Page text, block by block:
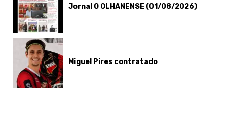
Jornal O OLHANENSE (01/08/2026)
Miguel Pires contratado